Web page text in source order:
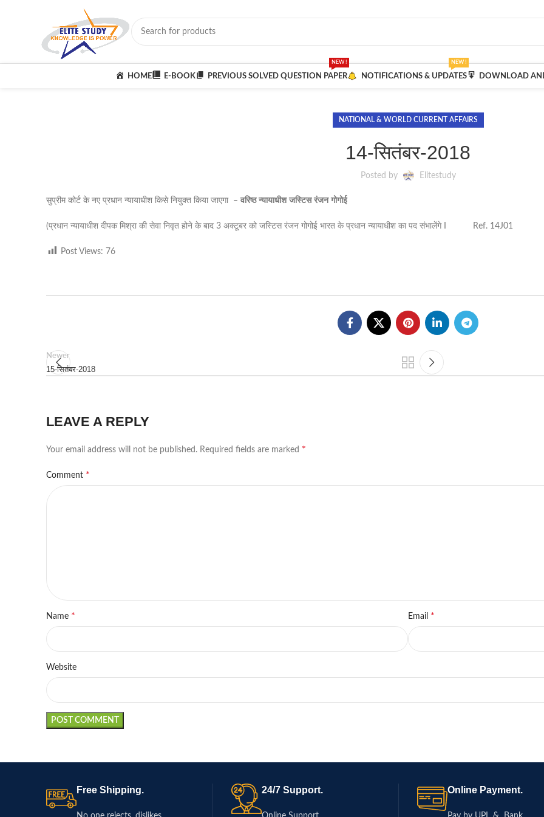
HOME E-BOOK PREVIOUS SOLVED QUESTION PAPER
NEW !
NOTIFICATIONS & UPDATES
NEW !
DOWNLOAD
NATIONAL & WORLD CURRENT AFFAIRS
14-सितंबर-2018
Posted by Elitestudy
सुप्रीम कोर्ट के नए प्रधान न्यायाधीश किसे नियुक्त किया जाएगा – वरिष्ठ न्यायाधीश जस्टिस रंजन गोगोई
(प्रधान न्यायाधीश दीपक मिश्रा की सेवा निवृत होने के बाद 3 अक्टूबर को जस्टिस रंजन गोगोई भारत के प्रधान न्यायाधीश का पद संभालेंगे I Ref. 14J01
Post Views: 76
Newer
15-सितंबर-2018
LEAVE A REPLY
Your email address will not be published. Required fields are marked *
Comment *
Name * Email *
Website
Free Shipping. 24/7 Support. Online Payment.